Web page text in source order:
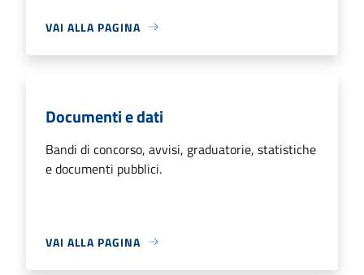
VAI ALLA PAGINA
Documenti e dati
Bandi di concorso, avvisi, graduatorie, statistiche
e documenti pubblici.
VAI ALLA PAGINA